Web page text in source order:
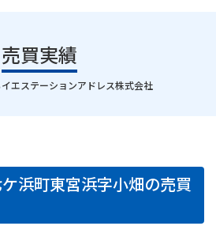
売買実績
｜
エステーションアドレス株式会社
浜町東宮浜字小畑の売買